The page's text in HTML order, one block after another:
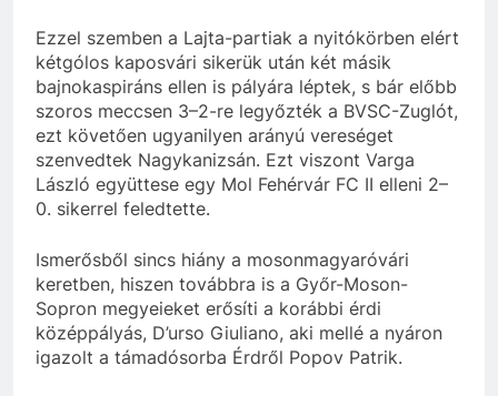
Ezzel szemben a Lajta-partiak a nyitókörben elért
kétgólos kaposvári sikerük után két másik
bajnokaspiráns ellen is pályára léptek, s bár előbb
szoros meccsen 3–2-re legyőzték a BVSC-Zuglót,
ezt követően ugyanilyen arányú vereséget
szenvedtek Nagykanizsán. Ezt viszont Varga
László együttese egy Mol Fehérvár FC II elleni 2–
0. sikerrel feledtette.
Ismerősből sincs hiány a mosonmagyaróvári
keretben, hiszen továbbra is a Győr-Moson-
Sopron megyeieket erősíti a korábbi érdi
középpályás, D’urso Giuliano, aki mellé a nyáron
igazolt a támadósorba Érdről Popov Patrik.